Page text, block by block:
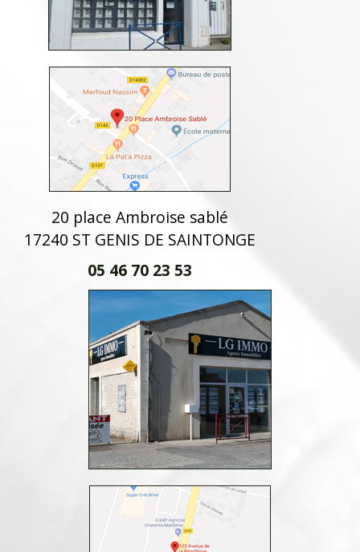
20 place Ambroise sablé
17240 ST GENIS DE SAINTONGE
05 46 70 23 53